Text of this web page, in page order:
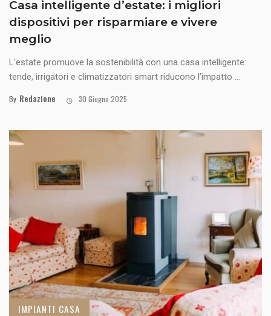
Casa intelligente d’estate: i migliori
dispositivi per risparmiare e vivere
meglio
L'estate promuove la sostenibilità con una casa intelligente:
tende, irrigatori e climatizzatori smart riducono l’impatto ...
By Redazione 30 Giugno 2025
IMPIANTI CASA